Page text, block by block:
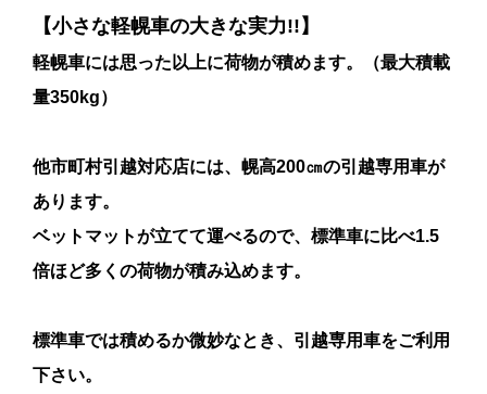
【小さな軽幌車の大きな実力!!】
軽幌車には思った以上に荷物が積めます。（最大積載
量350kg）
他市町村引越対応店には、幌高200㎝の引越専用車が
あります。
ベットマットが立てて運べるので、標準車に比べ1.5
倍ほど多くの荷物が積み込めます。
標準車では積めるか微妙なとき、引越専用車をご利用
下さい。